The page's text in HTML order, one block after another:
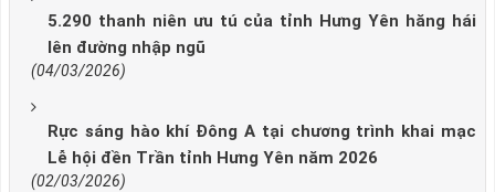
5.290 thanh niên ưu tú của tỉnh Hưng Yên hăng hái
lên đường nhập ngũ
(04/03/2026)
Rực sáng hào khí Đông A tại chương trình khai mạc
Lễ hội đền Trần tỉnh Hưng Yên năm 2026
(02/03/2026)